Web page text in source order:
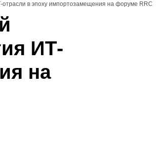
отрасли в эпоху импортозамещения на форуме RRC
ИТ-
на